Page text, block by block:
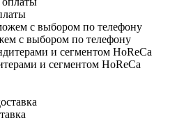
с выбором по телефону
и сегментом HoReCa